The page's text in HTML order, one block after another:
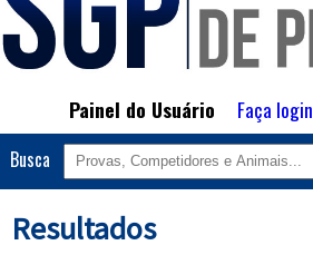
Painel do Usuário Faça login
Busca
Resultados